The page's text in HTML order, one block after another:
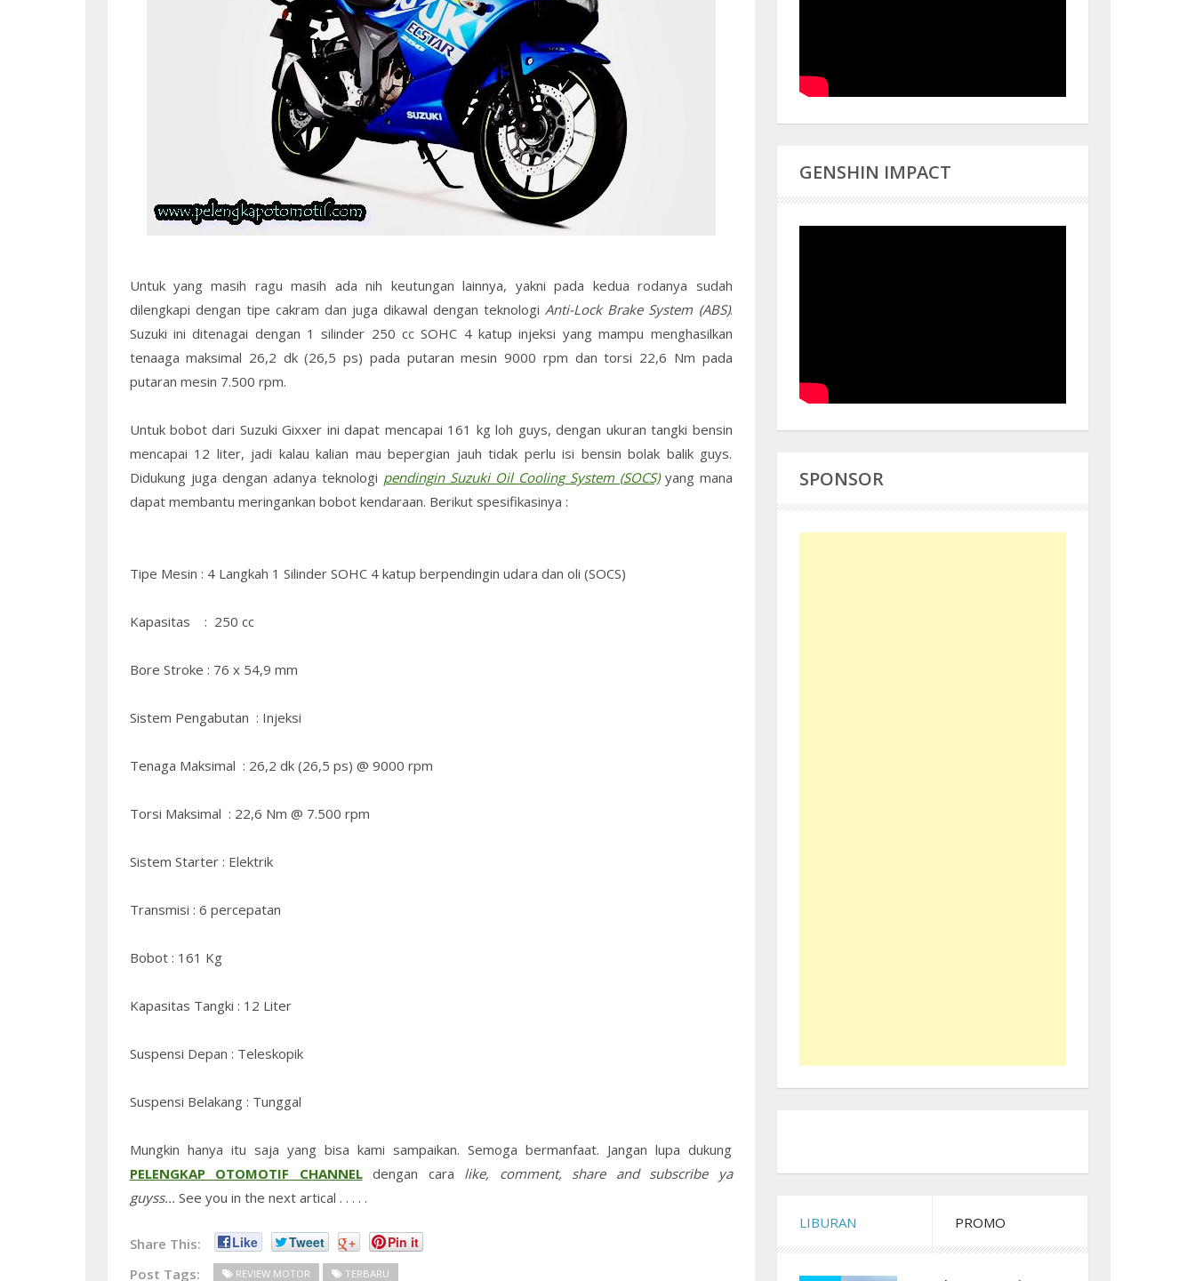
Untuk yang masih ragu masih ada nih keutungan lainnya, yakni pada kedua rodanya sudah
dilengkapi dengan tipe cakram dan juga dikawal dengan teknologiAnti-Lock Brake System (ABS).
Suzuki ini ditenagai dengan 1 silinder 250 cc SOHC 4 katup injeksi yang mampu menghasilkan
tenaaga maksimal 26,2 dk (26,5 ps) pada putaran mesin 9000 rpm dan torsi 22,6 Nm pada
putaran mesin 7.500 rpm.
Untuk bobot dari Suzuki Gixxer ini dapat mencapai 161 kg loh guys, dengan ukuran tangki bensin
mencapai 12 liter, jadi kalau kalian mau bepergian jauh tidak perlu isi bensin bolak balik guys.
Didukung juga dengan adanya teknologi pendingin Suzuki Oil Cooling System (SOCS)yang mana
dapat membantu meringankan bobot kendaraan. Berikut spesifikasinya :
Tipe Mesin : 4 Langkah 1 Silinder SOHC 4 katup berpendingin udara dan oli (SOCS)
Kapasitas : 250 cc
Bore Stroke : 76 x 54,9 mm
Sistem Pengabutan : Injeksi
Tenaga Maksimal : 26,2 dk (26,5 ps) @ 9000 rpm
Torsi Maksimal : 22,6 Nm @ 7.500 rpm
Sistem Starter : Elektrik
Transmisi : 6 percepatan
Bobot : 161 Kg
Kapasitas Tangki : 12 Liter
Suspensi Depan : Teleskopik
Suspensi Belakang : Tunggal
Mungkin hanya itu saja yang bisa kami sampaikan. Semoga bermanfaat. Jangan lupa dukung
PELENGKAP OTOMOTIF CHANNELdengan cara like, comment, share and subscribe ya
guyss... See you in the next artical . . . . .
Share This: Like Tweet +
Pin it
Post Tags:
REVIEW MOTOR TERBARU
GENSHIN IMPACT
SPONSOR
LIBURAN PROMO